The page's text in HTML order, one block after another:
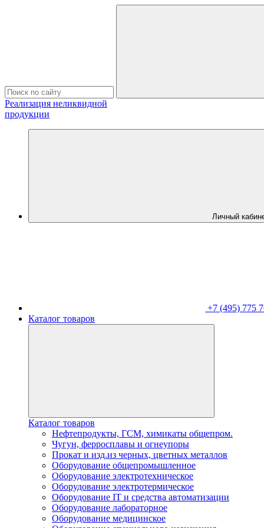
Реализация неликвидной
продукции
Личный
+7 (495) 775
Каталог товаров
Каталог товаров
Нефтепродукты, ГСМ, химикаты общепром.
Чугун, ферросплавы и огнеупоры
Прокат и изд.из черных, цветных металлов
Оборудование общепромышленное
Оборудование электротехническое
Оборудование электротермическое
Оборудование IT и средства автоматизации
Оборудование лабораторное
Оборудование медицинское